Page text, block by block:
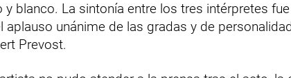
y blanco. La sintonía entre los tres intérpretes
aplauso unánime de las gradas y de
Prevost.